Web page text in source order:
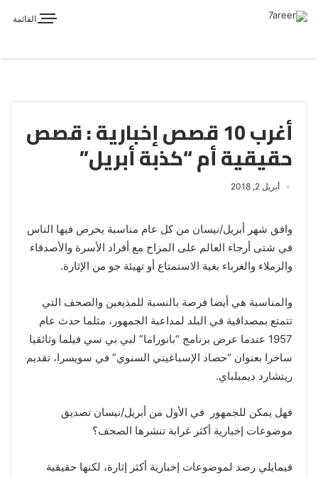
القائمة
أغرب 10 قصص إخبارية : قصص
حقيقية أم “كذبة أبريل”
أبريل 2, 2018
وافق شهر أبريل/نيسان من كل عام مناسبة يحرص فيها الناس
في شتى أرجاء العالم على المزاح مع أفراد الأسرة والأصدقاء
والزملاء والغرباء بغية الاستمتاع أو تهيئة جو من الإثارة.
والمناسبة هي أيضا فرصة بالنسبة للمذيعين والصحف التي
تتمتع بمصداقية في البلد لمداعبة الجمهور، مثلما حدث عام
1957 عندما عرض برنامج “بانوراما” لبي بي سي فيلما وثائقيا
ساخرا بعنوان “حصاد الإسباغيتي السنوي” في سويسرا، تقديم
ريتشارد ديمبلباي.
فهل يمكن للجمهور في الأول من أبريل/نيسان تصديق
موضوعات إخبارية أكثر غرابة تنشرها الصحف؟
فيمايلي رصد لموضوعات إخبارية أكثر إثارة، لكنها حقيقية